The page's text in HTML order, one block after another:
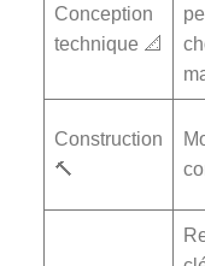
Conception
technique 📐
Construction
🔨